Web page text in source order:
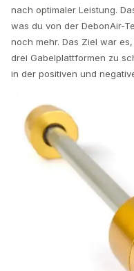
nach optimaler Leistung.
was du von der DebonAir-
noch mehr. Das Ziel war
drei Gabelplattformen zu
in der positiven und